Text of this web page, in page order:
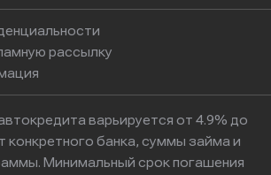
рассылку
варьируется от 4.9% до
конкретного банка, суммы займа и
Минимальный срок погашения